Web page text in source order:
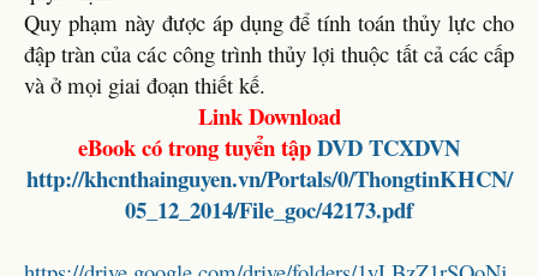
Quy phạm này được áp dụng để tính toán thủy lực cho
đập tràn của các công trình thủy lợi thuộc tất cả các cấp
và ở mọi giai đoạn thiết kế.
Link Download
eBook có trong tuyển tậpDVD TCXDVN
http://khcnthainguyen.vn/Portals/0/ThongtinKHCN/
05_12_2014/File_goc/42173.pdf